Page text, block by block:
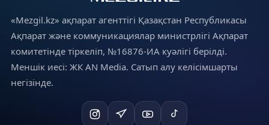
«Mezgil.kz» ақпарат агенттігі Қазақстан Республикасы
Ақпарат және коммуникациялар министрлігі Ақпарат
комитетінде тіркеліп, №16876-ИА куәлігі берілді.
Меншік иесі: ЖК AN Media. Сатып алу келісімшарты
негізінде.